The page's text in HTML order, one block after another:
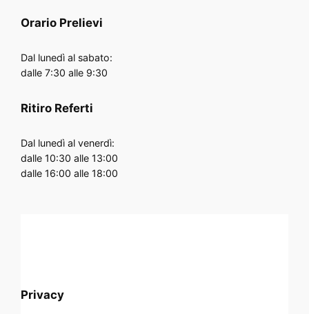
Orario Prelievi
Dal lunedì al sabato:
dalle 7:30 alle 9:30
Ritiro Referti
Dal lunedì al venerdì:
dalle 10:30 alle 13:00
dalle 16:00 alle 18:00
Privacy